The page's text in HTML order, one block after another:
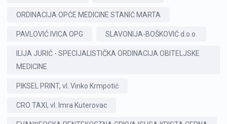
ORDINACIJA OPĆE MEDICINE STANIĆ MARTA
PAVLOVIĆ IVICA OPG SLAVONIJA-BOŠKOVIĆ d.o.o.
ILIJA JURIĆ - SPECIJALISTIČKA ORDINACIJA OBITELJSKE
MEDICINE
PIKSEL PRINT, vl. Vinko Krmpotić
CRO TAXI, vl. Imra Kuterovac